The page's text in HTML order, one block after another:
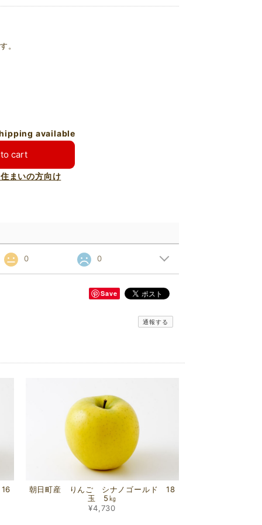
。
available
cart
まいの方向け
0 0
Save
通報する
朝日町産 りんご シナノゴールド 18
玉 5㎏
¥4,730